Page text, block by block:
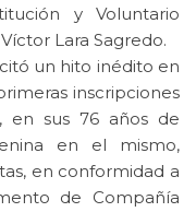
y Voluntario
Lara Sagredo.
un hito inédito en
inscripciones
en sus 76 años de
en el mismo,
en conformidad a
de Compañía